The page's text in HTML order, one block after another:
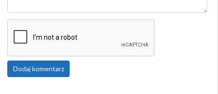
Dodaj komentarz